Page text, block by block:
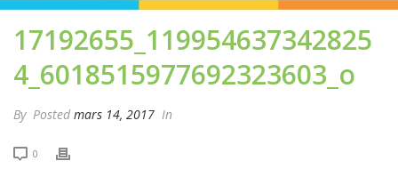
17192655_119954637342825
4_6018515977692323603_o
By Posted mars 14, 2017 In
0